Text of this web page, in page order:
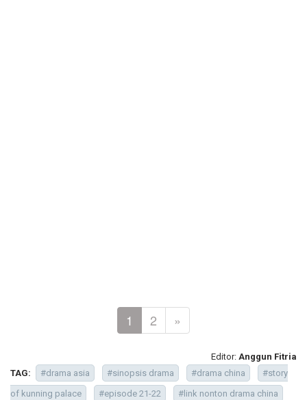
1 2 »
Editor: Anggun Fitria
TAG:
#drama asia #sinopsis drama #drama china
#story
of kunning palace
#episode 21-22
#link nonton drama china